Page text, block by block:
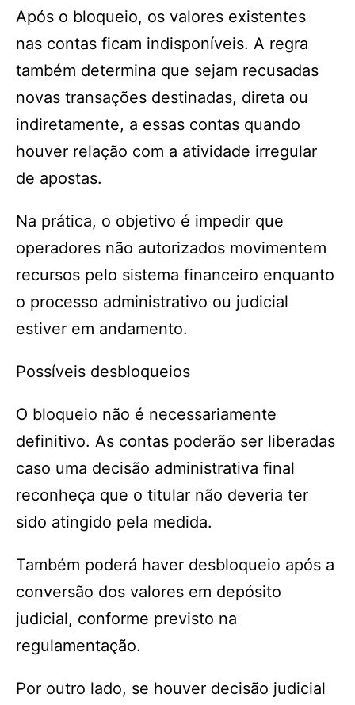
Após o bloqueio, os valores existentes
nas contas ficam indisponíveis. A regra
também determina que sejam recusadas
novas transações destinadas, direta ou
indiretamente, a essas contas quando
houver relação com a atividade irregular
de apostas.
Na prática, o objetivo é impedir que
operadores não autorizados movimentem
recursos pelo sistema financeiro enquanto
o processo administrativo ou judicial
estiver em andamento.
Possíveis desbloqueios
O bloqueio não é necessariamente
definitivo. As contas poderão ser liberadas
caso uma decisão administrativa final
reconheça que o titular não deveria ter
sido atingido pela medida.
Também poderá haver desbloqueio após a
conversão dos valores em depósito
judicial, conforme previsto na
regulamentação.
Por outro lado, se houver decisão judicial